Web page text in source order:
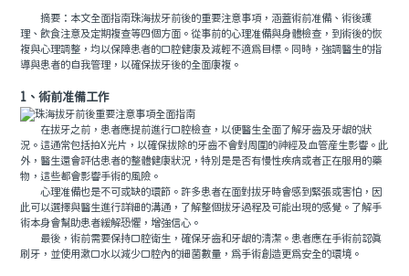
摘要：本文全面指南珠海拔牙前後的重要注意事項，涵蓋術前准備、術後護
理、飲食注意及定期複查等四個方面。從事前的心理准備與身體檢查，到術後的恢
複與心理調整，均以保障患者的口腔健康及減輕不適爲目標。同時，強調醫生的指
導與患者的自我管理，以確保拔牙後的全面康複。
1、術前准備工作
在拔牙之前，患者應提前進行口腔檢查，以便醫生全面了解牙齒及牙龈的狀
況。這通常包括拍X光片，以確保拔除的牙齒不會對周圍的神經及血管産生影響。此
外，醫生還會評估患者的整體健康狀況，特別是是否有慢性疾病或者正在服用的藥
物，這些都會影響手術的風險。
心理准備也是不可或缺的環節。許多患者在面對拔牙時會感到緊張或害怕，因
此可以選擇與醫生進行詳細的溝通，了解整個拔牙過程及可能出現的感覺。了解手
術本身會幫助患者緩解恐懼，增強信心。
最後，術前需要保持口腔衛生，確保牙齒和牙龈的清潔。患者應在手術前認真
刷牙，並使用漱口水以減少口腔內的細菌數量，爲手術創造更爲安全的環境。